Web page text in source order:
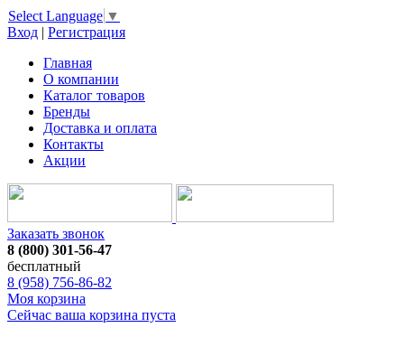
Select Language ▼
Вход | Регистрация
Главная
О компании
Каталог товаров
Бренды
Доставка и оплата
Контакты
Акции
Заказать звонок
8 (800) 301-56-47
бесплатный
8 (958) 756-86-82
Моя корзина
Сейчас ваша корзина пуста